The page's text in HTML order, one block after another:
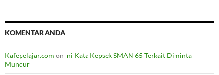
KOMENTAR ANDA
Kafepelajar.com on Ini Kata Kepsek SMAN 65 Terkait Diminta
Mundur